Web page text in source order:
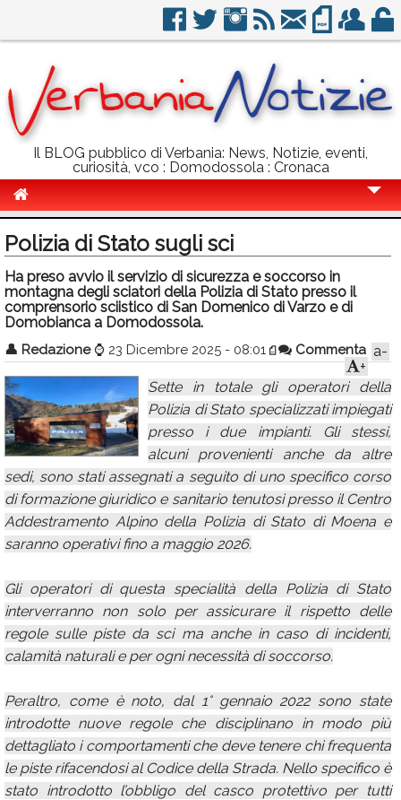
Il BLOG pubblico di Verbania: News, Notizie, eventi,
curiosità, vco : Domodossola : Cronaca
Politica
Sport
Eventi
Info Utili
Rubriche
Calendario
Annunci
Polizia di Stato sugli sci
Ha preso avvio il servizio di sicurezza e soccorso in
montagna degli sciatori della Polizia di Stato presso il
comprensorio sciistico di San Domenico di Varzo e di
Domobianca a Domodossola.
👤 Redazione ⌚ 23 Dicembre 2025 - 08:01 Commenta a-
+
Sette in totale gli operatori della
Polizia di Stato specializzati impiegati
presso i due impianti. Gli stessi,
alcuni provenienti anche da altre
sedi, sono stati assegnati a seguito di uno specifico corso
di formazione giuridico e sanitario tenutosi presso il Centro
Addestramento Alpino della Polizia di Stato di Moena e
saranno operativi fino a maggio 2026.
Gli operatori di questa specialità della Polizia di Stato
interverranno non solo per assicurare il rispetto delle
regole sulle piste da sci ma anche in caso di incidenti,
calamità naturali e per ogni necessità di soccorso.
Peraltro, come è noto, dal 1° gennaio 2022 sono state
introdotte nuove regole che disciplinano in modo più
dettagliato i comportamenti che deve tenere chi frequenta
le piste rifacendosi al Codice della Strada. Nello specifico è
stato introdotto l’obbligo del casco protettivo per tutti